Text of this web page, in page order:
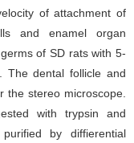
of attachment of
and enamel organ
of SD rats with 5-
The dental follicle and
the stereo microscope.
with trypsin and
by diffierential